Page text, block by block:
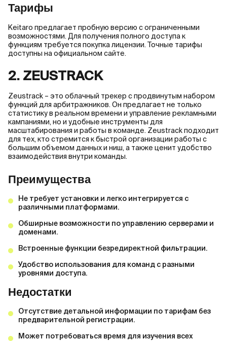
Тарифы
Keitaro предлагает пробную версию с ограниченными
возможностями. Для получения полного доступа к
функциям требуется покупка лицензии. Точные тарифы
доступны на официальном сайте.
2. ZEUSTRACK
Zeustrack – это облачный трекер с продвинутым набором
функций для арбитражников. Он предлагает не только
статистику в реальном времени и управление рекламными
кампаниями, но и удобные инструменты для
масштабирования и работы в команде. Zeustrack подходит
для тех, кто стремится к быстрой организации работы с
большим объемом данных и ниш, а также ценит удобство
взаимодействия внутри команды.
Преимущества
Не требует установки и легко интегрируется с
различными платформами.
Обширные возможности по управлению серверами и
доменами.
Встроенные функции безредиректной фильтрации.
Удобство использования для команд с разными
уровнями доступа.
Недостатки
Отсутствие детальной информации по тарифам без
предварительной регистрации.
Может потребоваться время для изучения всех